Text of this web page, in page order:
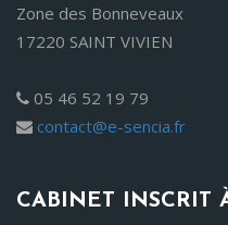
Zone des Bonneveaux
17220 SAINT VIVIEN
05 46 52 19 79
contact@e-sencia.fr
CABINET INSCRIT